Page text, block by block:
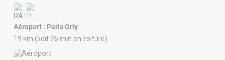
Aéroport : Paris Orly
19 km (soit 26 min en voiture)